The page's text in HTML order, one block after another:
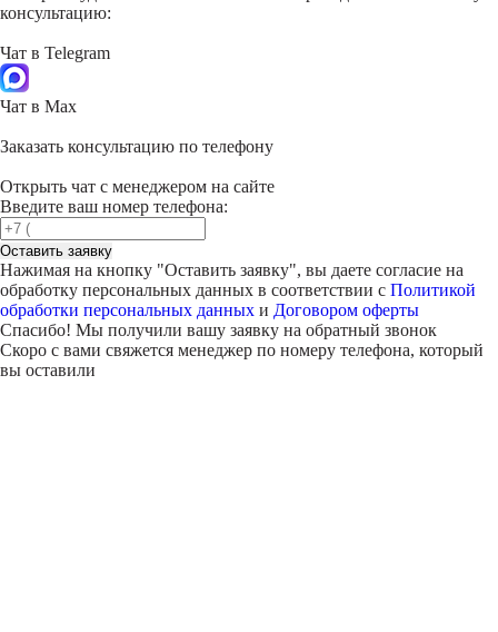
консультацию:
Чат в Telegram
Чат в Max
Заказать консультацию по телефону
Открыть чат с менеджером на сайте
Введите ваш номер телефона:
Оставить заявку
Нажимая на кнопку "Оставить заявку", вы даете согласие на
обработку персональных данных в соответствии с Политикой
обработки персональных данных и Договором оферты
Спасибо! Мы получили вашу заявку на обратный звонок
Скоро с вами свяжется менеджер по номеру телефона, который
вы оставили